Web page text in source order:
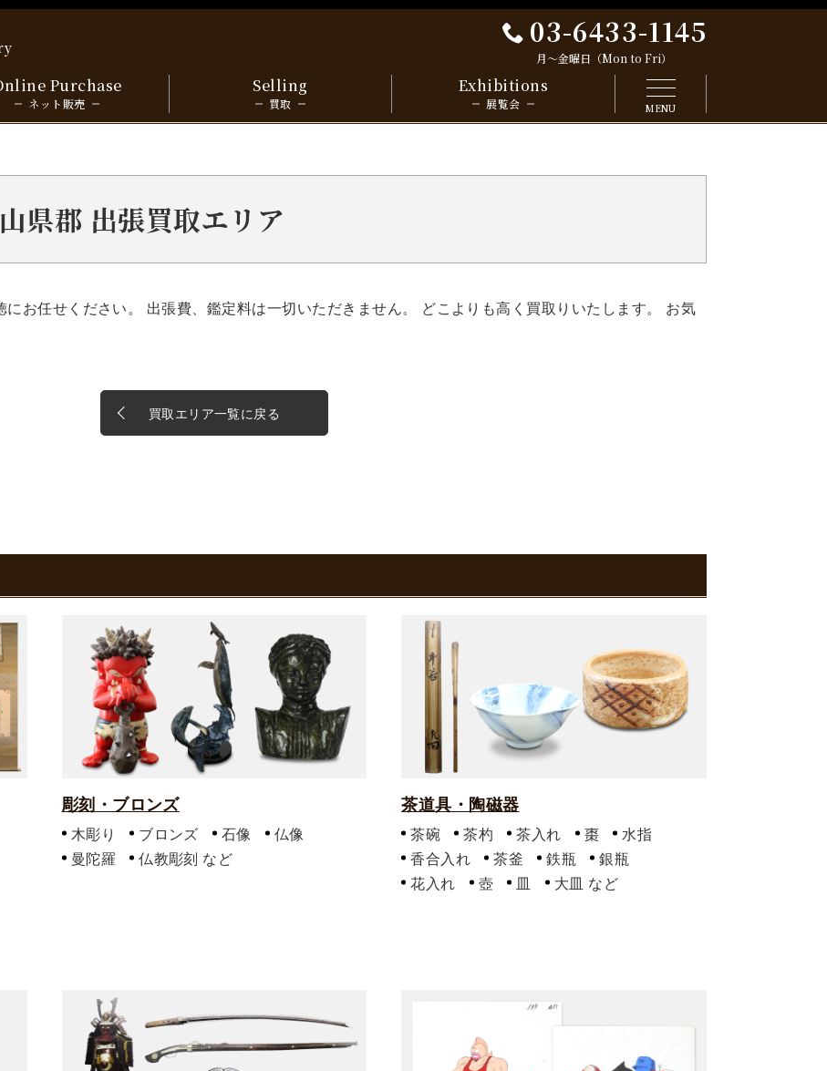
03-6433-1145
月～金曜日（Mon to Fri）
MENU
Purchase
ネット販売
Selling
買取
Exhibitions
展覧会
県郡 出張買取エリア
お任せください。 出張費、鑑定料は一切いただきません。 どこよりも高く買取りいたします。 お気
買取エリア一覧に戻る
彫刻・ブロンズ
木彫り ブロンズ 石像
仏像
曼陀羅
仏教彫刻
茶道具・陶磁器
茶碗 茶杓 茶入れ 棗
水指
香合入れ
茶釜 鉄瓶
銀瓶
花入れ
壺 皿 大皿